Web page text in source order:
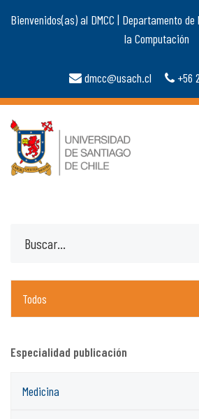
Bienvenidos(as) al DMCC | Departamento
la Computación
dmcc@usach.cl +56
Todos
Especialidad publicación
Medicina